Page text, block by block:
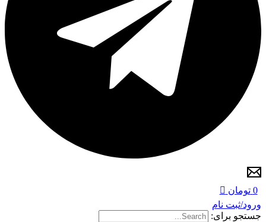
0 تومان
ورود/ثبت نام
جستجو برای: